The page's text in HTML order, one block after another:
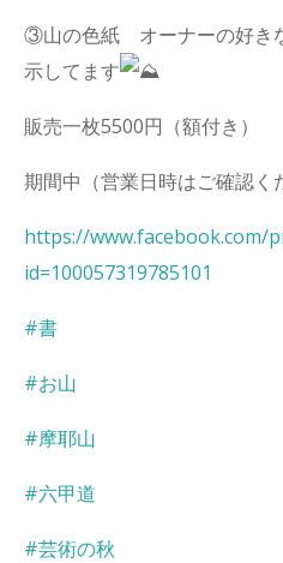
③山の色紙 オーナーの好き
示してます
販売一枚5500円（額付き）
期間中（営業日時はご確認く
https://www.facebook.com/
id=100057319785101
#書
#お山
#摩耶山
#六甲道
#芸術の秋